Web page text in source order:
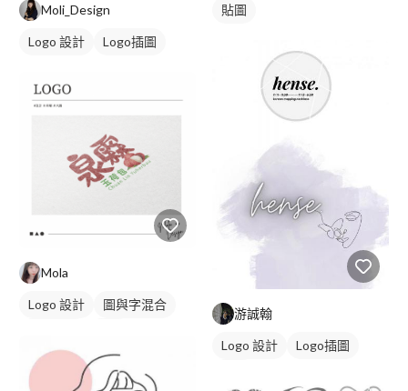
Moli_Design
Logo 設計 Logo插圖
Mola
Logo 設計
圖與字混合
貼圖
游誠翰
Logo 設計
Logo插圖